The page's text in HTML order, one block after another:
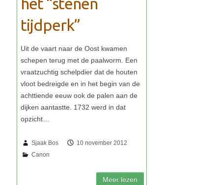
tijdperk”
Sjaak Bos 10 november 2012